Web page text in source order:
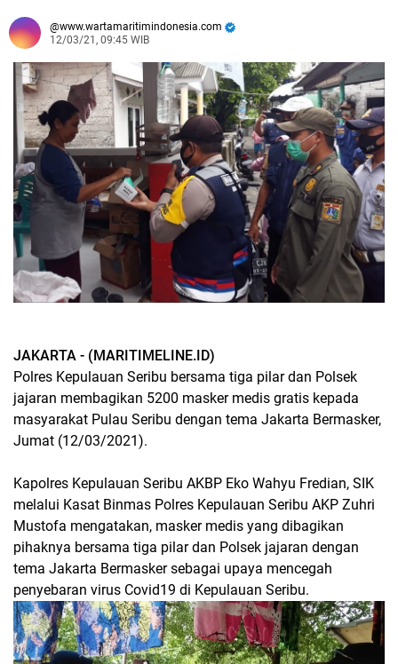
www.wartamaritimindonesia.com
12/03/21, 09:45 WIB
JAKARTA - (MARITIMELINE.ID)
Polres Kepulauan Seribu bersama tiga pilar dan Polsek
jajaran membagikan 5200 masker medis gratis kepada
masyarakat Pulau Seribu dengan tema Jakarta Bermasker,
Jumat (12/03/2021).
Kapolres Kepulauan Seribu AKBP Eko Wahyu Fredian, SIK
melalui Kasat Binmas Polres Kepulauan Seribu AKP Zuhri
Mustofa mengatakan, masker medis yang dibagikan
pihaknya bersama tiga pilar dan Polsek jajaran dengan
tema Jakarta Bermasker sebagai upaya mencegah
penyebaran virus Covid19 di Kepulauan Seribu.